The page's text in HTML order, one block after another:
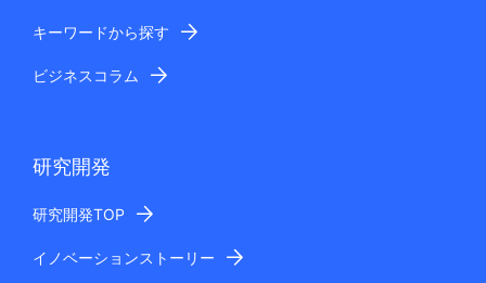
キーワードから探す
ビジネスコラム
研究開発
研究開発TOP
イノベーションストーリー